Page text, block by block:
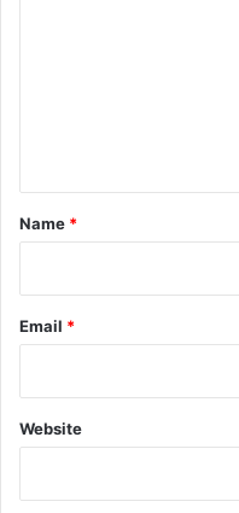
*
Name *
Email *
Website